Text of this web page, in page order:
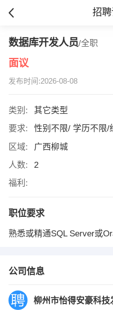
招
数据库开发人员/全职
面议
发布时间:2026-08-08
类别:
其它类型
要求:
性别不限/ 学历不限/
区域:
广西柳城
人数:
2
福利:
职位要求
熟悉或精通SQL Server或
公司信息
柳州市怡得安豪科技